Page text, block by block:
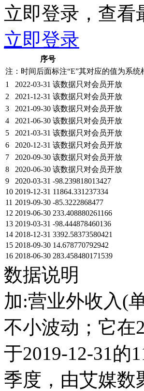
立即登录，查看
立即登录
序号
注：时间后面标注“E”其对应的值为系
1
2022-03-31 该数据只对会员开放
2
2021-12-31 该数据只对会员开放
3
2021-09-30 该数据只对会员开放
4
2021-06-30 该数据只对会员开放
5
2021-03-31 该数据只对会员开放
6
2020-12-31 该数据只对会员开放
7
2020-09-30 该数据只对会员开放
8
2020-06-30 该数据只对会员开放
9
2020-03-31 -98.239818013427
10 2019-12-31 11864.331237334
11 2019-09-30 -85.3222868477
12 2019-06-30 233.408880261166
13 2019-03-31 -98.444878460136
14 2018-12-31 3392.58373580421
15 2018-09-30 14.678770792942
16 2018-06-30 283.458480171539
数据说明
加:营业外收入(
不小波动；它在
于2019-12-31的
季度，由艾媒数